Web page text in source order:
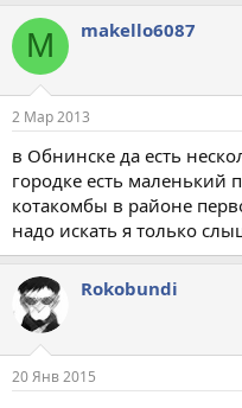
M makello6087
2 Мар 2013
в Обнинске да есть
городке есть
котакомбы в районе
надо искать я только
Rokobundi
20 Янв 2015